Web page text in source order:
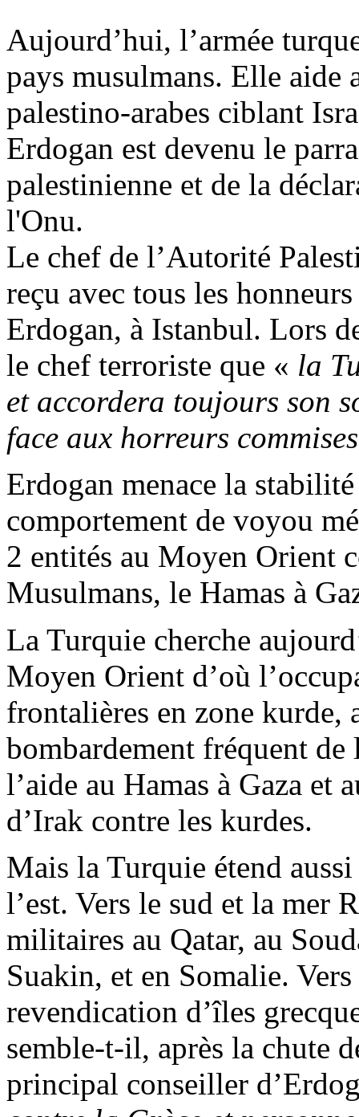
Aujourd’hui, l’armée
pays musulmans. Elle aide
palestino-arabes ciblant
Erdogan est devenu le
palestinienne et de la
l'Onu.
Le chef de l’Autorité
reçu avec tous les
Erdogan, à Istanbul. Lors
le chef terroriste que « la
et accordera toujours son
face aux horreurs
Erdogan menace la
comportement de voyou
2 entités au Moyen Orient
Musulmans, le Hamas à
La Turquie cherche
Moyen Orient d’où
frontalières en zone kurde,
bombardement fréquent
l’aide au Hamas à Gaza et
d’Irak contre les kurdes.
Mais la Turquie étend
l’est. Vers le sud et la mer
militaires au Qatar, au
Suakin, et en Somalie.
revendication d’îles
semble-t-il, après la chute
principal conseiller